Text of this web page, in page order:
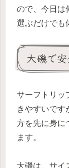
ので、今日は
選ぶだけでも
大磯で
サーフトリッ
きやすいです
方を先に身に
ます。
大磯は、サイ